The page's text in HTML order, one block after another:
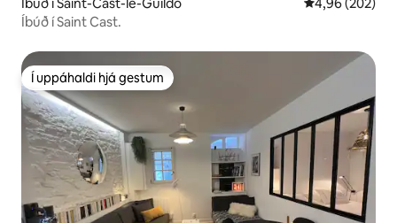
Íbúð í Saint Cast.
Í uppáhaldi hjá gestum
Í uppáhaldi hjá gestum